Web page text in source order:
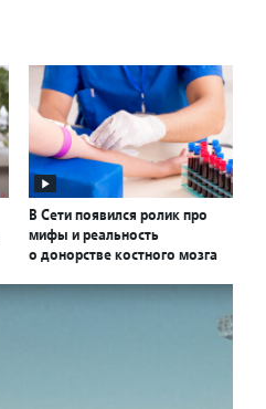
В Сети появился ролик про
мифы и реальность
о донорстве костного мозга